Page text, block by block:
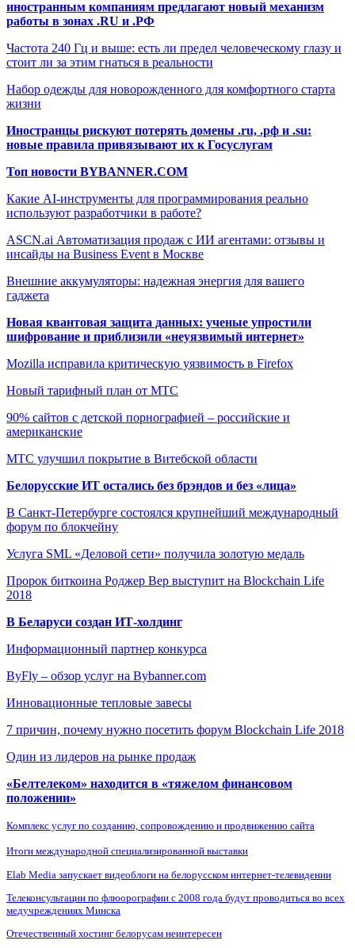
иностранным компаниям предлагают новый механизм
работы в зонах .RU и .РФ
Частота 240 Гц и выше: есть ли предел человеческому глазу и
стоит ли за этим гнаться в реальности
Набор одежды для новорожденного для комфортного старта
жизни
Иностранцы рискуют потерять домены .ru, .рф и .su:
новые правила привязывают их к Госуслугам
Топ новости BYBANNER.COM
Какие AI-инструменты для программирования реально
используют разработчики в работе?
ASCN.ai Автоматизация продаж с ИИ агентами: отзывы и
инсайды на Business Event в Москве
Внешние аккумуляторы: надежная энергия для вашего
гаджета
Новая квантовая защита данных: ученые упростили
шифрование и приблизили «неуязвимый интернет»
Mozilla исправила критическую уязвимость в Firefox
Новый тарифный план от МТС
90% сайтов с детской порнографией – российские и
американские
МТС улучшил покрытие в Витебской области
Белорусские ИТ остались без брэндов и без «лица»
В Санкт-Петербурге состоялся крупнейший международный
форум по блокчейну
Услуга SML «Деловой сети» получила золотую медаль
Пророк биткоина Роджер Вер выступит на Blockchain Life
2018
В Беларуси создан ИТ-холдинг
Информационный партнер конкурса
ByFly – обзор услуг на Bybanner.com
Инновационные тепловые завесы
7 причин, почему нужно посетить форум Blockchain Life 2018
Один из лидеров на рынке продаж
«Белтелеком» находится в «тяжелом финансовом
положении»
Комплекс услуг по созданию, сопровождению и продвижению сайта
Итоги международной специализированной выставки
Elab Media запускает видеоблоги на белорусском интернет-телевидении
Телеконсультации по флюорографии с 2008 года будут проводиться во всех
медучреждениях Минска
Отечественный хостинг белорусам неинтересен